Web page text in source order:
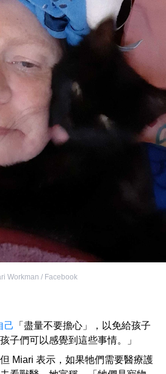
Workman / Facebook
己
「盡量不要擔心」，以免給孩子
子們可以感覺到這些事情。」
Miari 表示，如果牠們需要醫療護